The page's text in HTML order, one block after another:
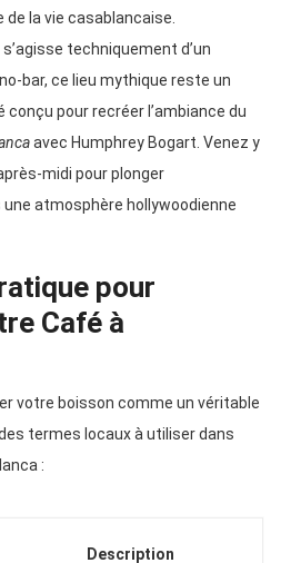
la vie casablancaise.
s’agisse techniquement d’un
bar, ce lieu mythique reste un
conçu pour recréer l’ambiance du
avec Humphrey Bogart. Venez y
midi pour plonger
atmosphère hollywoodienne
pour
Café à
votre boisson comme un véritable
termes locaux à utiliser dans
:
Description